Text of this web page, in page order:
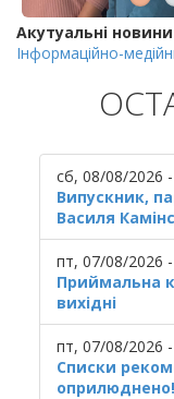
Акутуальні новини
Інформаційно-
сб, 08/08/2026
Випускник,
Василя
пт, 07/08/2026 -
Приймальна
вихідні
пт, 07/08/2026 -
Списки
оприлюднено!